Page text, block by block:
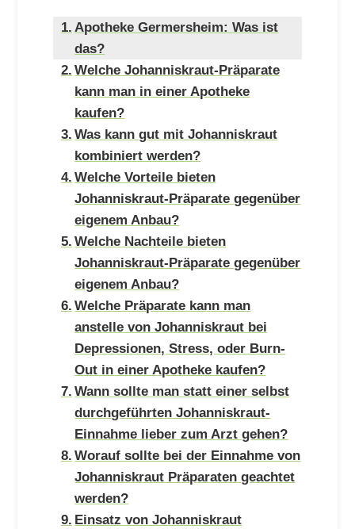
Apotheke Germersheim: Was ist
das?
Welche Johanniskraut-Präparate
kann man in einer Apotheke
kaufen?
Was kann gut mit Johanniskraut
kombiniert werden?
Welche Vorteile bieten
Johanniskraut-Präparate gegenüber
eigenem Anbau?
Welche Nachteile bieten
Johanniskraut-Präparate gegenüber
eigenem Anbau?
Welche Präparate kann man
anstelle von Johanniskraut bei
Depressionen, Stress, oder Burn-
Out in einer Apotheke kaufen?
Wann sollte man statt einer selbst
durchgeführten Johanniskraut-
Einnahme lieber zum Arzt gehen?
Worauf sollte bei der Einnahme von
Johanniskraut Präparaten geachtet
werden?
Einsatz von Johanniskraut